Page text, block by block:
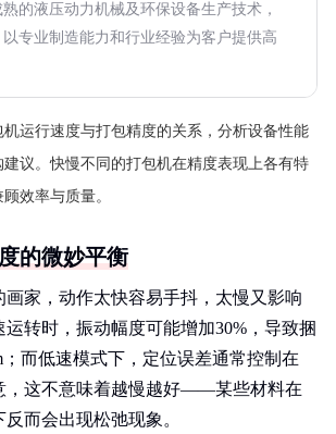
的液压动力机械及环保设备生产技术，
专业制造能力和行业经验为客户提供高
运行速度与打包精度的关系，分析设备性能
议。快慢不同的打包机在精度表现上各有特
效率与质量。
的微妙平衡
画家，动作太快容易手抖，太慢又影响
转时，振动幅度可能增加30%，导致捆
；而低速模式下，定位误差通常控制在
，这不意味着越慢越好——某些材料在
而会出现松弛现象。